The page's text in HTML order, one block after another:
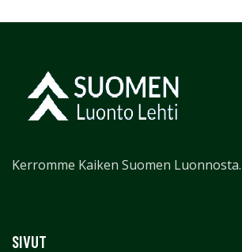
Kerromme Kaiken Suomen Luonnosta.
SIVUT